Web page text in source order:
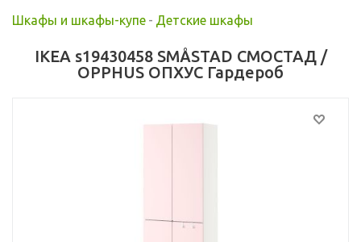
Шкафы и шкафы-купе - Детские шкафы
IKEA s19430458 SMÅSTAD СМОСТАД /
OPPHUS ОПХУС Гардероб